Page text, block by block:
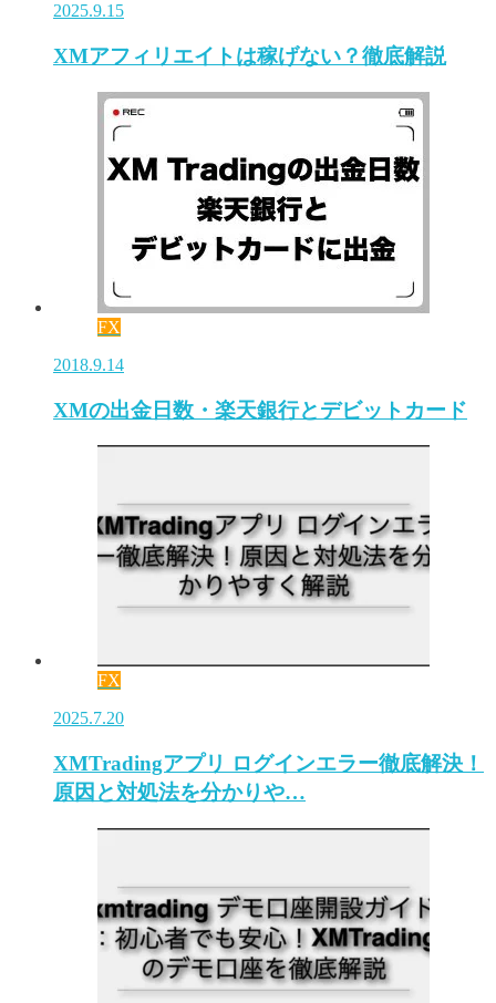
2025.9.15
XMアフィリエイトは稼げない？徹底解説
FX
2018.9.14
XMの出金日数・楽天銀行とデビットカード
FX
2025.7.20
XMTradingアプリ ログインエラー徹底解決！
原因と対処法を分かりや…